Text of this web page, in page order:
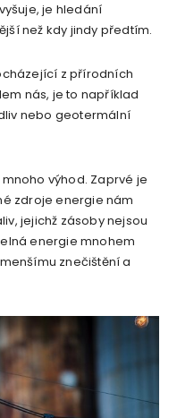
je hledání
než kdy jindy předtím.
z přírodních
nás, je to například
nebo geotermální
výhod. Zaprvé je
zdroje energie nám
jejichž zásoby nejsou
energie mnohem
znečištění a